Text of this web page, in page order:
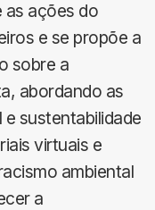
as ações do
e se propõe a
sobre a
abordando as
sustentabilidade
virtuais e
ambiental
a